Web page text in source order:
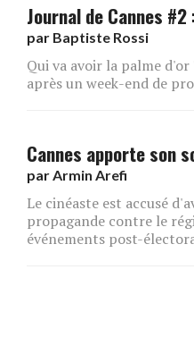
Journal de Cannes
par Baptiste Rossi
Qui va avoir la palme
après un week-end de
Cannes apporte son
par Armin Arefi
Le cinéaste est accusé
propagande contre le
événements post-